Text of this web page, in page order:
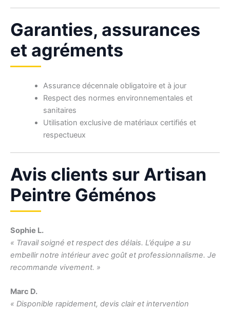
Garanties, assurances
et agréments
Assurance décennale obligatoire et à jour
Respect des normes environnementales et
sanitaires
Utilisation exclusive de matériaux certifiés et
respectueux
Avis clients sur Artisan
Peintre Géménos
Sophie L.
« Travail soigné et respect des délais. L’équipe a su
embellir notre intérieur avec goût et professionnalisme. Je
recommande vivement. »
Marc D.
« Disponible rapidement, devis clair et intervention